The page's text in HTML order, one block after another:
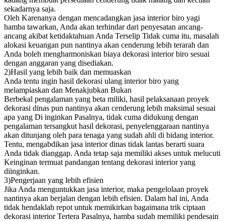
sekadarnya saja.
Oleh Karenanya dengan mencadangkan jasa interior biro yagi
hamba tawarkan, Anda akan terhindar dari penyesatan ancang-
ancang akibat ketidaktahuan Anda Terselip Tidak cuma itu, masalah
alokasi keuangan pun nantinya akan cenderung lebih terarah dan
Anda boleh mengharmoniskan biaya dekorasi interior biro sesuai
dengan anggaran yang disediakan.
2)Hasil yang lebih baik dan memuaskan
Anda tentu ingin hasil dekorasi ulang interior biro yang
melampiaskan dan Menakjubkan Bukan
Berbekal pengalaman yang beta miliki, hasil pelaksanaan proyek
dekorasi dinas pun nantinya akan cenderung lebih maksimal sesuai
apa yang Di inginkan Pasalnya, tidak cuma didukung dengan
pengalaman tersangkut hasil dekorasi, penyelenggaraan nantinya
akan ditunjang oleh para tenaga yang sudah ahli di bidang interior.
Tentu, mengabdikan jasa interior dinas tidak lantas berarti suara
Anda tidak dianggap. Anda tetap saja memiliki akses untuk melucuti
Keinginan termuat pandangan tentang dekorasi interior yang
diinginkan.
3)Pengerjaan yang lebih efisien
Jika Anda menguntukkan jasa interior, maka pengelolaan proyek
nantinya akan berjalan dengan lebih efisien. Dalam hal ini, Anda
tidak hendaklah repot untuk memikirkan bagaimana trik ciptaan
dekorasi interior Tertera Pasalnya, hamba sudah memiliki pendesain